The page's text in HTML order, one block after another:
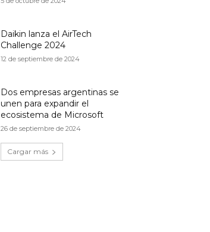
Daikin lanza el AirTech
Challenge 2024
12 de septiembre de 2024
Dos empresas argentinas se
unen para expandir el
ecosistema de Microsoft
26 de septiembre de 2024
Cargar más